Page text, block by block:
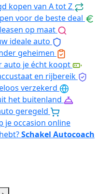
kopen van A tot Z
voor de beste deal
op maat
ideale auto
geheimen
auto je écht koopt
en rijbereik
verzekerd
het buitenland
geregeld
je occasion online
Schakel Autocoach